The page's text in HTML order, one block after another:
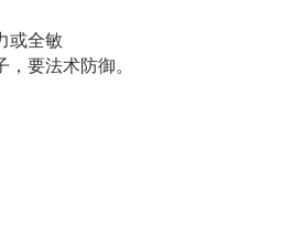
全敏
要法术防御。